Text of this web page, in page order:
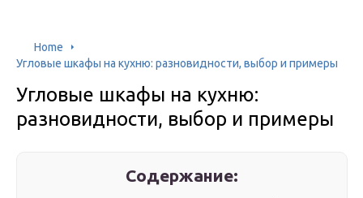
Home
Угловые шкафы на кухню: разновидности, выбор и примеры
Угловые шкафы на кухню:
разновидности, выбор и примеры
Содержание: